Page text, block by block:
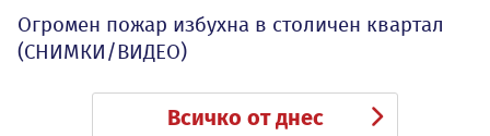
Огромен пожар избухна в столичен квартал
(СНИМКИ/ВИДЕО)
Всичко от днес